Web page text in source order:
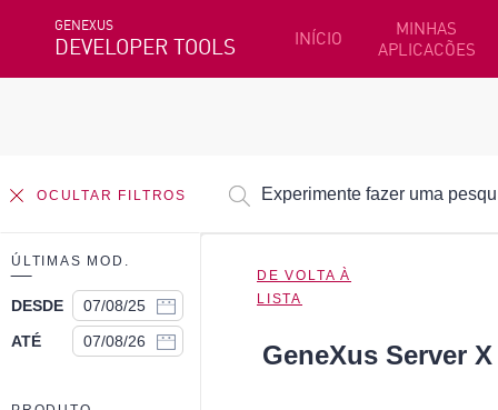
GENEXUS
DEVELOPER TOOLS INÍCIO
MINHAS
APLICACÕES